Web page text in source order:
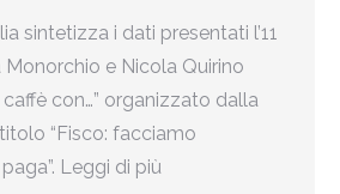
sintetizza i dati presentati l’11
Monorchio e Nicola Quirino
caffè con…” organizzato dalla
“Fisco: facciamo
Leggi di più